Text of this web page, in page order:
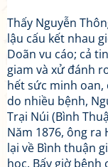
Thấy Nguyễn
lậu cấu kết nhau
Doãn vu cáo; cả
giam và xử đánh
hết sức minh oan,
do nhiều bệnh,
Trại Núi (Bình
Năm 1876, ông ra
lại về Bình thuận
học. Bấy giờ bệnh